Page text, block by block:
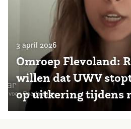
3 april 2026
Omroep Flevoland:
willen dat UWV
op uitkering tijdens